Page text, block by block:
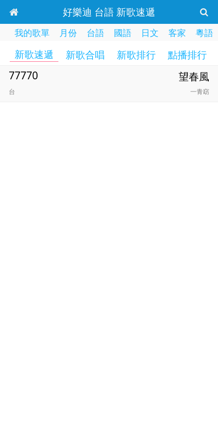
好樂迪 台語 新歌速遞
我的歌單 月份 台語 國語 日文 客家 粵語
新歌速遞 新歌合唱 新歌排行 點播排行
77770 望春風
台 一青窈